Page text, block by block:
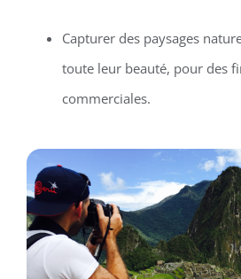
Capturer des paysages
toute leur beauté, pour des
commerciales.